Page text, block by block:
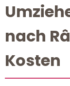
nach
Kosten